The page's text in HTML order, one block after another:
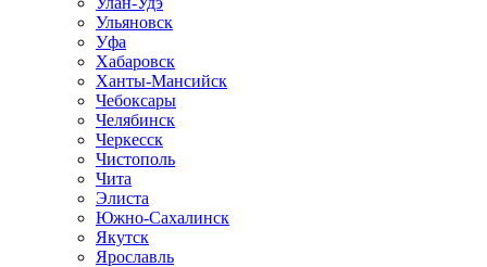
Ульяновск
Уфа
Хабаровск
Ханты-Мансийск
Чебоксары
Челябинск
Черкесск
Чистополь
Чита
Элиста
Южно-Сахалинск
Якутск
Ярославль